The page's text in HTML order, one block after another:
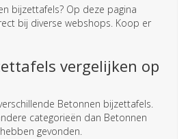
bijzettafels? Op deze pagina
bij diverse webshops. Koop er
vergelijken op
Betonnen bijzettafels.
categorieën dan Betonnen
gevonden.